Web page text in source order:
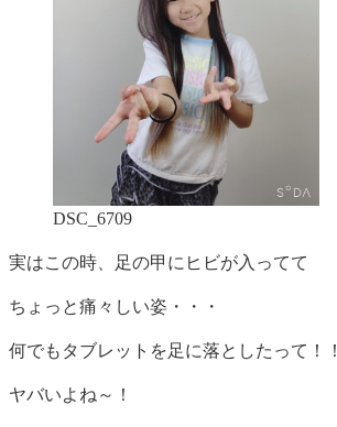
DSC_6709
実はこの時、足の甲にヒビが入ってて
ちょっと痛々しい姿・・・
何でもタブレットを足に落としたって！！
ヤバいよね～！